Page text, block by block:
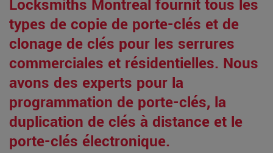
Locksmiths Montreal fournit tous les
types de copie de porte-clés et de
clonage de clés pour les serrures
commerciales et résidentielles. Nous
avons des experts pour la
programmation de porte-clés, la
duplication de clés à distance et le
porte-clés électronique.